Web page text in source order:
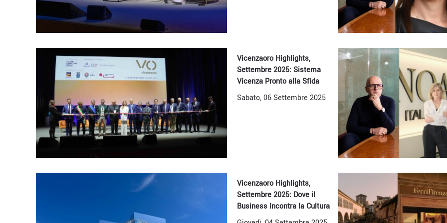
Vicenzaoro Highlights,
Settembre 2025: Sistema
Vicenza Pronto alla Sfida
Sabato, 06 Settembre 2025
Vicenzaoro Highlights,
Settembre 2025: Dove il
Business Incontra la Cultura